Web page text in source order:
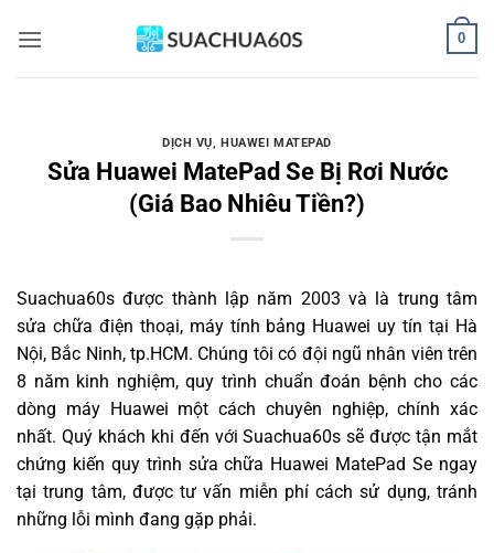
qua
0
DỊCH VỤ,HUAWEI MATEPAD
Sửa Huawei MatePad Se Bị Rơi Nước
(Giá Bao Nhiêu Tiền?)
Suachua60s được thành lập năm 2003 và là trung tâm
sửa chữa điện thoại, máy tính bảng Huawei uy tín tại Hà
Nội, Bắc Ninh, tp.HCM. Chúng tôi có đội ngũ nhân viên trên
8 năm kinh nghiệm, quy trình chuẩn đoán bệnh cho các
dòng máy Huawei một cách chuyên nghiệp, chính xác
nhất. Quý khách khi đến với Suachua60s sẽ được tận mắt
chứng kiến quy trình sửa chữa Huawei MatePad Se ngay
tại trung tâm, được tư vấn miễn phí cách sử dụng, tránh
những lỗi mình đang gặp phải.